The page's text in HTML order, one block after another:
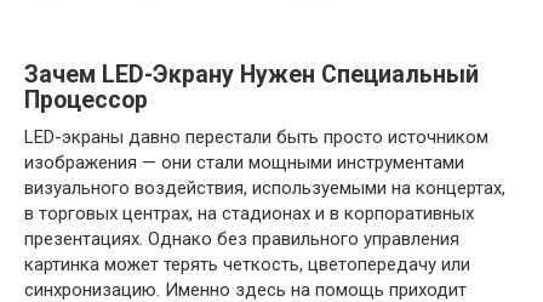
Зачем LED-Экрану Нужен Специальный
Процессор
LED-экраны давно перестали быть просто источником
изображения — они стали мощными инструментами
визуального воздействия, используемыми на концертах,
в торговых центрах, на стадионах и в корпоративных
презентациях. Однако без правильного управления
картинка может терять четкость, цветопередачу или
синхронизацию. Именно здесь на помощь приходит